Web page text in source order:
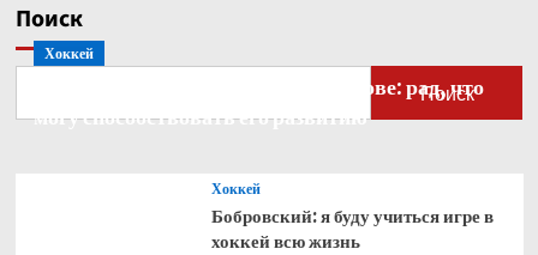
Поиск
Поиск
Хоккей
Бобровский — о голкипере Ахтямове: рад, что
могу способствовать его развитию
Хоккей
Бобровский: я буду учиться игре в
хоккей всю жизнь